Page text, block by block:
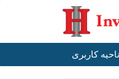
ناحیه کاربری